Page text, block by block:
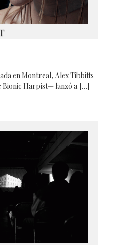
en Montreal, Alex Tibbitts
Bionic Harpist— lanzó a […]